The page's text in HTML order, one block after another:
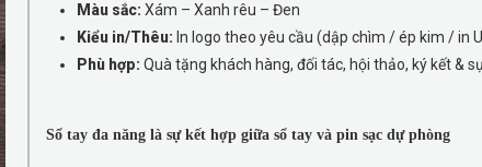
Màu sắc: Xám – Xanh rêu – Đen
Kiểu in/Thêu: In logo theo yêu cầu (dập chìm / ép kim / in
Phù hợp: Quà tặng khách hàng, đối tác, hội thảo, ký kết &
Sổ tay đa năng là sự kết hợp giữa sổ tay và pin sạc dự phòng